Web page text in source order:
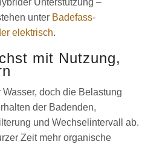
unter Badefass-
elektrisch.
mit Nutzung,
doch die Belastung
der Badenden,
und Wechselintervall ab.
Zeit mehr organische